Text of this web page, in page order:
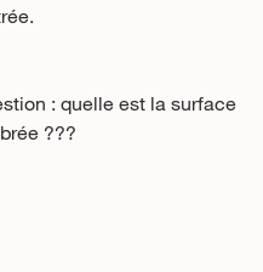
: quelle est la surface
???